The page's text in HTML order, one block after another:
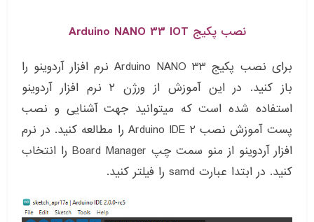
نصب پکیج Arduino NANO 33 IOT
برای نصب پکیج Arduino NANO 33 نرم افزار آردوینو را
باز کنید. در این آموزش از ورژن ۲ نرم افزار آردوینو
استفاده شده است که میتوانید جهت آشنایی و نصب
پست آموزش نصب Arduino IDE 2 را مطالعه کنید. در نرم
افزار آردوینو از منو سمت چپ Board Manager را انتخاب
کنید. در ابتدا عبارت samd را فیلتر کنید.